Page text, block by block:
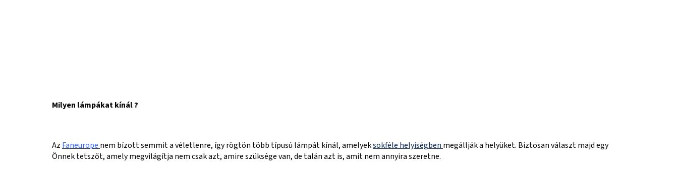
Milyen lámpákat kínál ?
Az Faneurope nem bízott semmit a véletlenre, így rögtön több típusú lámpát kínál, amelyeksokféle helyiségben megállják a helyüket. Biztosan választ majd egy
Önnek tetszőt, amely megvilágítja nem csak azt, amire szüksége van, de talán azt is, amit nem annyira szeretne.